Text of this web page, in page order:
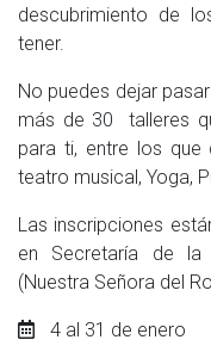
descubrimiento de
tener.
No puedes dejar
más de 30 talleres
para ti, entre los que
teatro musical, Yoga,
Las inscripciones
en Secretaría de la
(Nuestra Señora del
4 al 31 de enero